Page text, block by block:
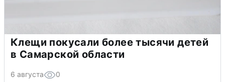
Клещи покусали более тысячи детей
в Самарской области
6 августа 0